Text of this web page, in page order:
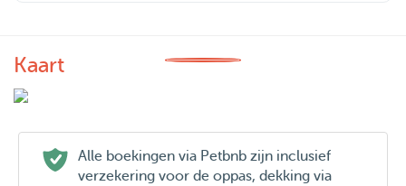
Daycare: €35 (09.00 - 17.00; i.o.), 2 a 3 wandelingen. 2de
Avondje weg: €30 (18.00 - 23.00; i.o.) 2 wandelingen. 2de
Kaart
Alle boekingen via Petbnb zijn inclusief
verzekering voor de oppas, dekking via